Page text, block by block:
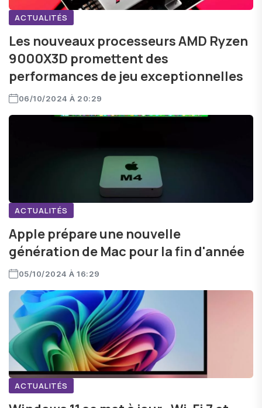
ACTUALITÉS
Les nouveaux processeurs AMD Ryzen
9000X3D promettent des
performances de jeu exceptionnelles
06/10/2024 À 20:29
ACTUALITÉS
Apple prépare une nouvelle
génération de Mac pour la fin d'année
05/10/2024 À 16:29
ACTUALITÉS